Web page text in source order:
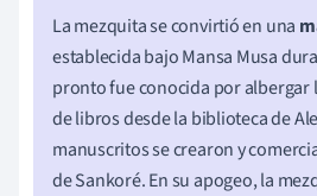
La mezquita se convirtió en una
establecida bajo Mansa Musa
pronto fue conocida por albergar
de libros desde la biblioteca de
manuscritos se crearon y
de Sankoré. En su apogeo, la